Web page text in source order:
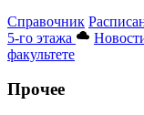
Справочник
5-го этажа
факультете
Прочее